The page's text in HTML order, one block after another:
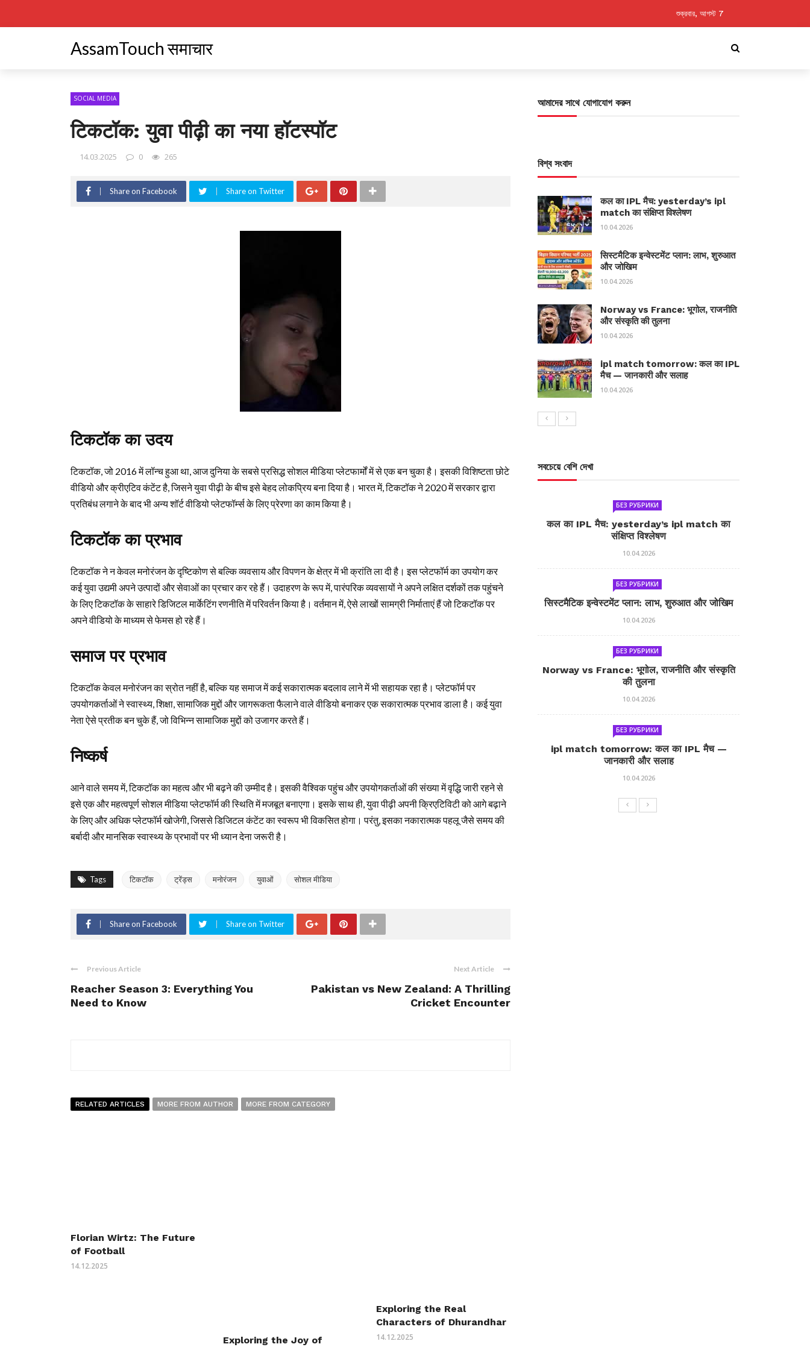
শুক্রবার, আগস্ট 7
AssamTouch समाचार
SOCIAL MEDIA
टिकटॉक: युवा पीढ़ी का नया हॉटस्पॉट
14.03.2025 0 265
Share on Facebook Share on Twitter
टिकटॉक का उदय
टिकटॉक, जो 2016 में लॉन्च हुआ था, आज दुनिया के सबसे प्रसिद्ध सोशल मीडिया प्लेटफार्मों में से एक बन चुका है। इसकी विशिष्टता छोटे
वीडियो और क्रीएटिव कंटेंट है, जिसने युवा पीढ़ी के बीच इसे बेहद लोकप्रिय बना दिया है। भारत में, टिकटॉक ने 2020 में सरकार द्वारा
प्रतिबंध लगाने के बाद भी अन्य शॉर्ट वीडियो प्लेटफॉर्म्स के लिए प्रेरणा का काम किया है।
टिकटॉक का प्रभाव
टिकटॉक ने न केवल मनोरंजन के दृष्टिकोण से बल्कि व्यवसाय और विपणन के क्षेत्र में भी क्रांति ला दी है। इस प्लेटफॉर्म का उपयोग कर
कई युवा उद्यमी अपने उत्पादों और सेवाओं का प्रचार कर रहे हैं। उदाहरण के रूप में, पारंपरिक व्यवसायों ने अपने लक्षित दर्शकों तक पहुंचने
के लिए टिकटॉक के साहारे डिजिटल मार्केटिंग रणनीति में परिवर्तन किया है। वर्तमान में, ऐसे लाखों सामग्री निर्माताएं हैं जो टिकटॉक पर
अपने वीडियो के माध्यम से फेमस हो रहे हैं।
समाज पर प्रभाव
टिकटॉक केवल मनोरंजन का स्रोत नहीं है, बल्कि यह समाज में कई सकारात्मक बदलाव लाने में भी सहायक रहा है। प्लेटफॉर्म पर
उपयोगकर्ताओं ने स्वास्थ्य, शिक्षा, सामाजिक मुद्दों और जागरूकता फैलाने वाले वीडियो बनाकर एक सकारात्मक प्रभाव डाला है। कई युवा
नेता ऐसे प्रतीक बन चुके हैं, जो विभिन्न सामाजिक मुद्दों को उजागर करते हैं।
निष्कर्ष
आने वाले समय में, टिकटॉक का महत्व और भी बढ़ने की उम्मीद है। इसकी वैश्विक पहुंच और उपयोगकर्ताओं की संख्या में वृद्धि जारी रहने से
इसे एक और महत्वपूर्ण सोशल मीडिया प्लेटफॉर्म की स्थिति में मजबूत बनाएगा। इसके साथ ही, युवा पीढ़ी अपनी क्रिएटिविटी को आगे बढ़ाने
के लिए और अधिक प्लेटफॉर्म खोजेगी, जिससे डिजिटल कंटेंट का स्वरूप भी विकसित होगा। परंतु, इसका नकारात्मक पहलू जैसे समय की
बर्बादी और मानसिक स्वास्थ्य के प्रभावों पर भी ध्यान देना जरूरी है।
Tags टिकटॉक ट्रेंड्स मनोरंजन युवाओं सोशल मीडिया
Share on Facebook Share on Twitter
Previous Article
Reacher Season 3: Everything You
Need to Know
Next Article
Pakistan vs New Zealand: A Thrilling
Cricket Encounter
RELATED ARTICLES MORE FROM AUTHOR MORE FROM CATEGORY
Florian Wirtz: The Future
of Football
14.12.2025
Exploring the Joy of
Exploring the Real
Characters of Dhurandhar
14.12.2025
আমাদের সাথে যোগাযোগ করুন
বিশ্ব সংবাদ
कल का IPL मैच: yesterday’s ipl
match का संक्षिप्त विश्लेषण
10.04.2026
सिस्टमैटिक इन्वेस्टमेंट प्लान: लाभ, शुरुआत
और जोखिम
10.04.2026
Norway vs France: भूगोल, राजनीति
और संस्कृति की तुलना
10.04.2026
ipl match tomorrow: कल का IPL
मैच — जानकारी और सलाह
10.04.2026
সবচেয়ে বেশি দেখা
БЕЗ РУБРИКИ
कल का IPL मैच: yesterday’s ipl match का
संक्षिप्त विश्लेषण
10.04.2026
БЕЗ РУБРИКИ
सिस्टमैटिक इन्वेस्टमेंट प्लान: लाभ, शुरुआत और जोखिम
10.04.2026
БЕЗ РУБРИКИ
Norway vs France: भूगोल, राजनीति और संस्कृति
की तुलना
10.04.2026
БЕЗ РУБРИКИ
ipl match tomorrow: कल का IPL मैच —
जानकारी और सलाह
10.04.2026